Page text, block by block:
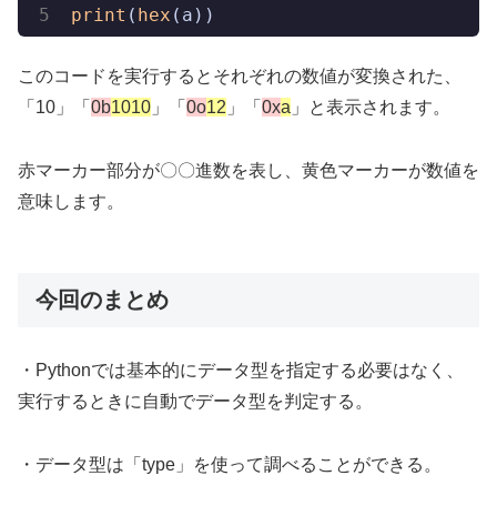
print ( hex (a))
このコードを実行するとそれぞれの数値が変換された、
「10」「 0b1010 」「 0o12 」「 0xa 」と表示されます。
赤マーカー部分が〇〇進数を表し、黄色マーカーが数値を
意味します。
今回のまとめ
・Pythonでは基本的にデータ型を指定する必要はなく、
実行するときに自動でデータ型を判定する。
・データ型は「type」を使って調べることができる。